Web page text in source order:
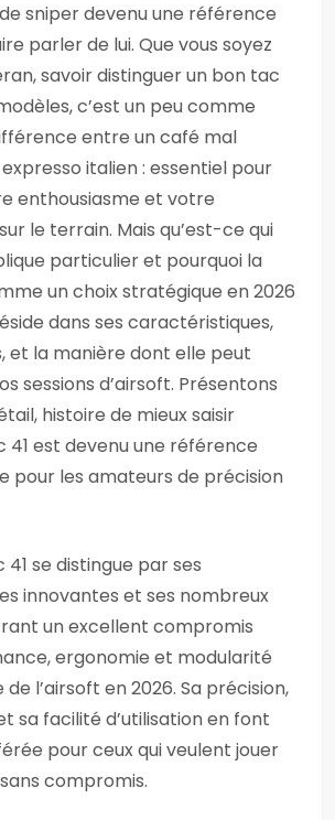
sniper devenu une référence
parler de lui. Que vous soyez
savoir distinguer un bon tac
c’est un peu comme
entre un café mal
italien : essentiel pour
enthousiasme et votre
le terrain. Mais qu’est-ce qui
particulier et pourquoi la
un choix stratégique en 2026
dans ses caractéristiques,
et la manière dont elle peut
sessions d’airsoft. Présentons
histoire de mieux saisir
41 est devenu une référence
pour les amateurs de précision
41 se distingue par ses
innovantes et ses nombreux
un excellent compromis
ergonomie et modularité
l’airsoft en 2026. Sa précision,
sa facilité d’utilisation en font
pour ceux qui veulent jouer
compromis.